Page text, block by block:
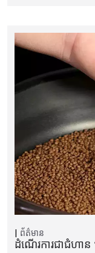
ព័ត៌មាន
ដំណើរការជាជំហា